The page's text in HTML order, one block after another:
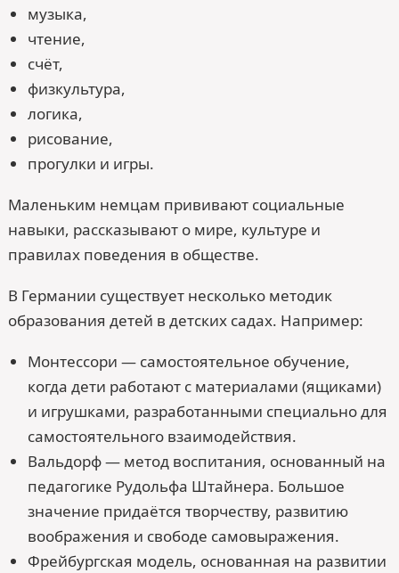
музыка,
чтение,
счёт,
физкультура,
логика,
рисование,
прогулки и игры.
Маленьким немцам прививают социальные
навыки, рассказывают о мире, культуре и
правилах поведения в обществе.
В Германии существует несколько методик
образования детей в детских садах. Например:
Монтессори — самостоятельное обучение,
когда дети работают с материалами (ящиками)
и игрушками, разработанными специально для
самостоятельного взаимодействия.
Вальдорф — метод воспитания, основанный на
педагогике Рудольфа Штайнера. Большое
значение придаётся творчеству, развитию
воображения и свободе самовыражения.
Фрейбургская модель, основанная на развитии